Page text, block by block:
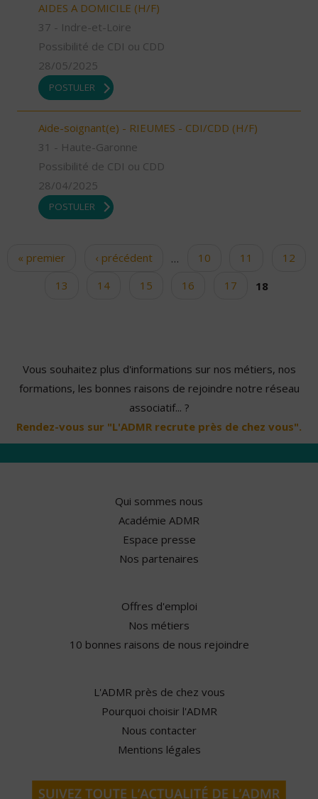
AIDES A DOMICILE (H/F)
37 - Indre-et-Loire
Possibilité de CDI ou CDD
28/05/2025
POSTULER
Aide-soignant(e) - RIEUMES - CDI/CDD (H/F)
31 - Haute-Garonne
Possibilité de CDI ou CDD
28/04/2025
POSTULER
Pages
« premier ‹ précédent … 10 11
12
13
14 15 16 17 18
Vous souhaitez plus d'informations sur nos métiers, nos
formations, les bonnes raisons de rejoindre notre réseau
associatif... ?
Rendez-vous sur "L'ADMR recrute près de chez vous".
Qui sommes nous
Académie ADMR
Espace presse
Nos partenaires
Offres d'emploi
Nos métiers
10 bonnes raisons de nous rejoindre
L'ADMR près de chez vous
Pourquoi choisir l'ADMR
Nous contacter
Mentions légales